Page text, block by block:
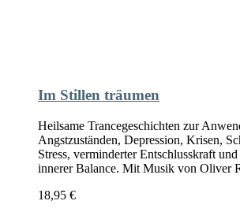
Im Stillen träumen
Heilsame Trancegeschichten zur
Angstzuständen, Depression, Krisen,
Stress, verminderter Entschlusskraft
innerer Balance. Mit Musik von Oliver
18,95 €